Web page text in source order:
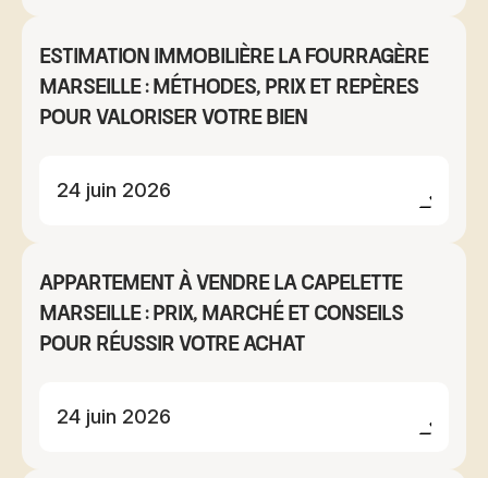
Estimation immobilière La Fourragère
Marseille : méthodes, prix et repères
pour valoriser votre bien
24 juin 2026
Appartement à vendre La Capelette
Marseille : prix, marché et conseils
pour réussir votre achat
24 juin 2026